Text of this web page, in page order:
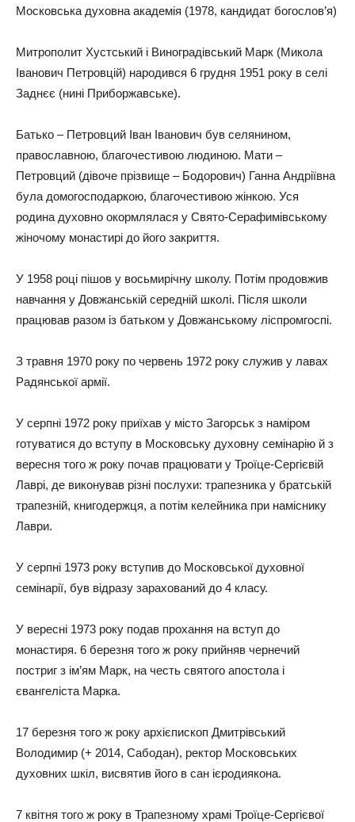
Московська духовна академія (1978, кандидат богослов’я)
Митрополит Хустський і Виноградівський Марк (Микола
Іванович Петровцій) народився 6 грудня 1951 року в селі
Заднєє (нині Приборжавське).
Батько – Петровций Іван Іванович був селянином,
православною, благочестивою людиною. Мати –
Петровций (дівоче прізвище – Бодорович) Ганна Андріївна
була домогосподаркою, благочестивою жінкою. Уся
родина духовно окормлялася у Свято-Серафимівському
жіночому монастирі до його закриття.
У 1958 році пішов у восьмирічну школу. Потім продовжив
навчання у Довжанській середній школі. Після школи
працював разом із батьком у Довжанському ліспромгоспі.
З травня 1970 року по червень 1972 року служив у лавах
Радянської армії.
У серпні 1972 року приїхав у місто Загорськ з наміром
готуватися до вступу в Московську духовну семінарію й з
вересня того ж року почав працювати у Троїце-Сергієвій
Лаврі, де виконував різні послухи: трапезника у братській
трапезній, книгодержця, а потім келейника при наміснику
Лаври.
У серпні 1973 року вступив до Московської духовної
семінарії, був відразу зарахований до 4 класу.
У вересні 1973 року подав прохання на вступ до
монастиря. 6 березня того ж року прийняв чернечий
постриг з ім’ям Марк, на честь святого апостола і
євангеліста Марка.
17 березня того ж року архієпископ Дмитрівський
Володимир (+ 2014, Сабодан), ректор Московських
духовних шкіл, висвятив його в сан ієродиякона.
7 квітня того ж року в Трапезному храмі Троїце-Сергієвої